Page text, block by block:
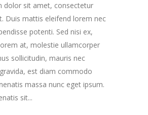
dolor sit amet, consectetur
Duis mattis eleifend lorem nec
potenti. Sed nisi ex,
at, molestie ullamcorper
sollicitudin, mauris nec
est diam commodo
massa nunc eget ipsum.
sit...